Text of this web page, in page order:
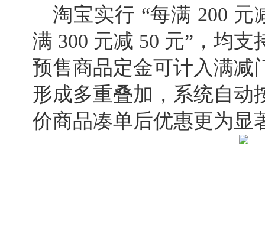
淘宝实行 “每满 200 元
满 300 元减 50 元”，均
预售商品定金可计入满减
形成多重叠加，系统自动
价商品凑单后优惠更为显